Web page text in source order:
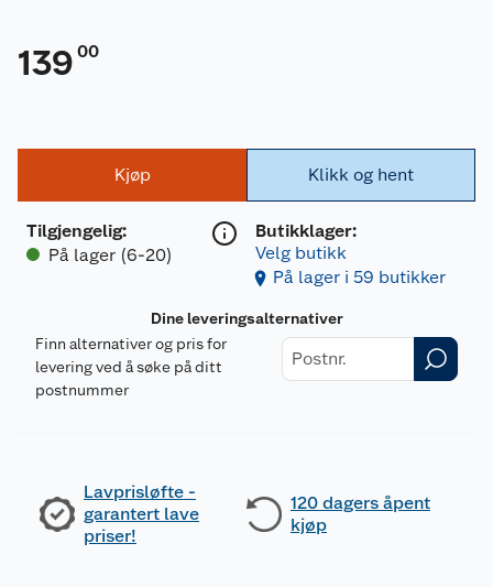
139 00
Kjøp
Tilgjengelig:
På lager (6-20)
Klikk og hent
Butikklager:
Velg butikk
På lager i 59 butikker
Dine leveringsalternativer
Finn alternativer og pris for
levering ved å søke på ditt
postnummer
Lavprisløfte -
garantert lave
priser!
120 dagers åpent
kjøp